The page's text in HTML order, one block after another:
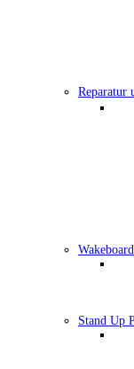
Reparatur
Stand Up